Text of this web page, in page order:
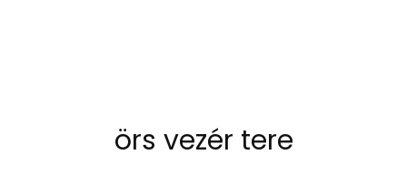
örs vezér tere